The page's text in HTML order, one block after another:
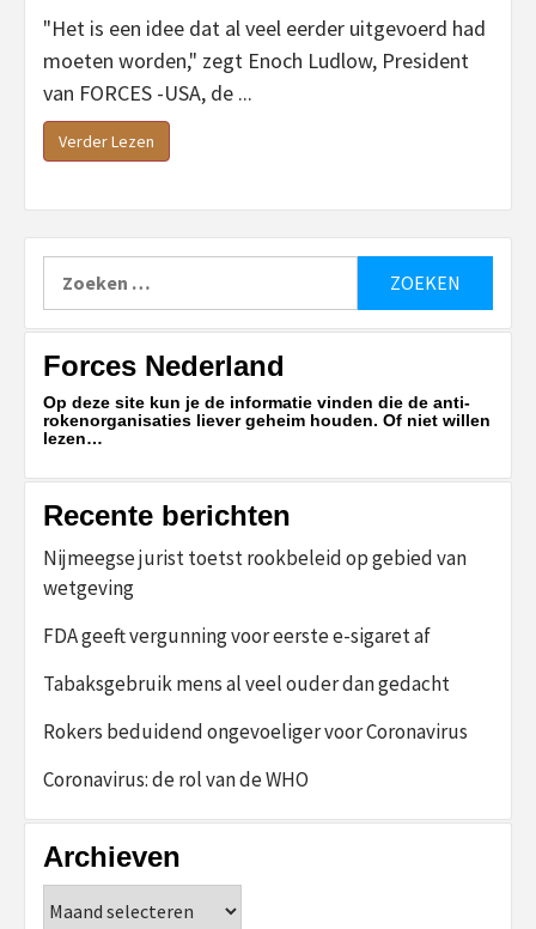
"Het is een idee dat al veel eerder uitgevoerd had
moeten worden," zegt Enoch Ludlow, President
van FORCES -USA, de ...
Verder Lezen
naar:
Forces Nederland
Op deze site kun je de informatie vinden die de anti-
rokenorganisaties liever geheim houden. Of niet willen
lezen…
Recente berichten
Nijmeegse jurist toetst rookbeleid op gebied van
wetgeving
FDA geeft vergunning voor eerste e-sigaret af
Tabaksgebruik mens al veel ouder dan gedacht
Rokers beduidend ongevoeliger voor Coronavirus
Coronavirus: de rol van de WHO
Archieven